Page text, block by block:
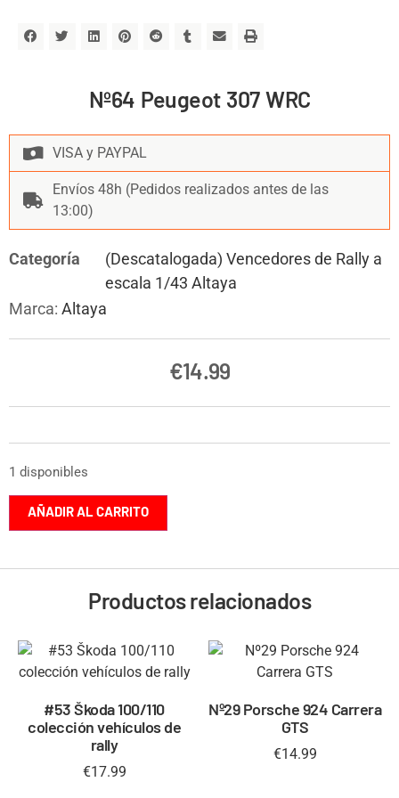
Nº64 Peugeot 307 WRC
VISA y PAYPAL
Envíos 48h (Pedidos realizados antes de las
13:00)
Categoría
(Descatalogada) Vencedores de Rally a
escala 1/43 Altaya
Marca: Altaya
€14.99
1 disponibles
AÑADIR AL CARRITO
Productos relacionados
#53 Škoda 100/110
colección vehículos de
rally
€17.99
Nº29 Porsche 924 Carrera
GTS
€14.99